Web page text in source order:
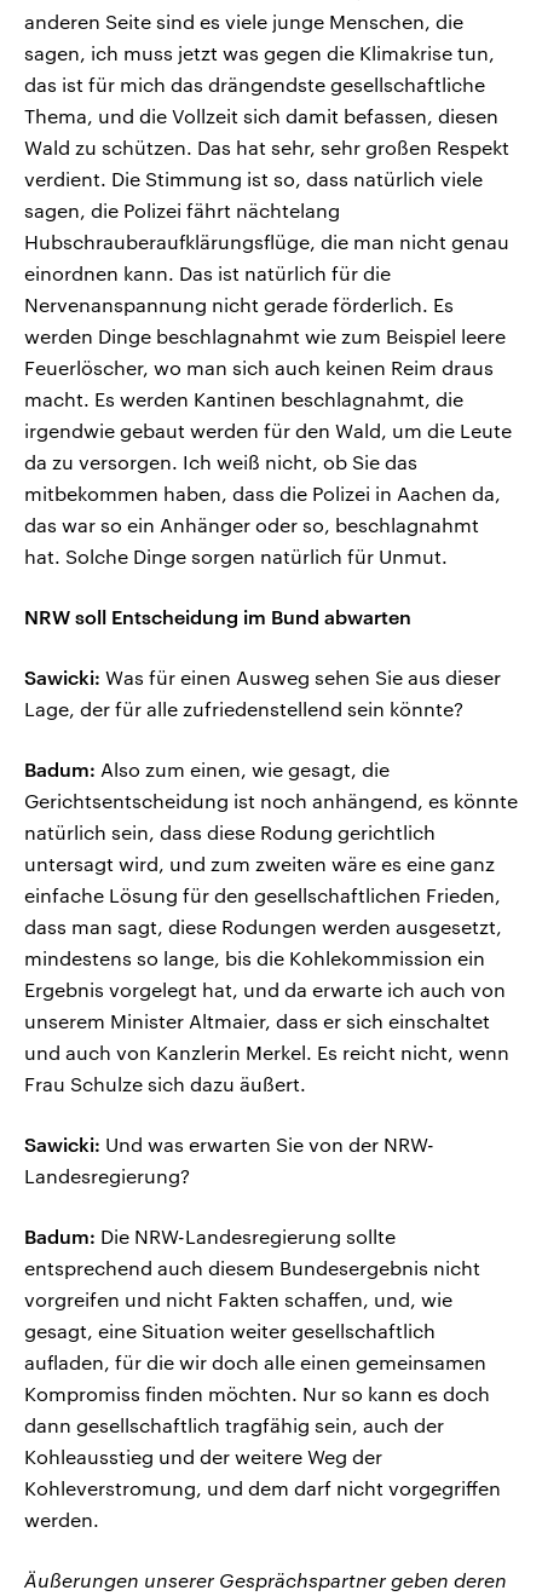
anderen Seite sind es viele junge Menschen, die
sagen, ich muss jetzt was gegen die Klimakrise tun,
das ist für mich das drängendste gesellschaftliche
Thema, und die Vollzeit sich damit befassen, diesen
Wald zu schützen. Das hat sehr, sehr großen Respekt
verdient. Die Stimmung ist so, dass natürlich viele
sagen, die Polizei fährt nächtelang
Hubschrauberaufklärungsflüge, die man nicht genau
einordnen kann. Das ist natürlich für die
Nervenanspannung nicht gerade förderlich. Es
werden Dinge beschlagnahmt wie zum Beispiel leere
Feuerlöscher, wo man sich auch keinen Reim draus
macht. Es werden Kantinen beschlagnahmt, die
irgendwie gebaut werden für den Wald, um die Leute
da zu versorgen. Ich weiß nicht, ob Sie das
mitbekommen haben, dass die Polizei in Aachen da,
das war so ein Anhänger oder so, beschlagnahmt
hat. Solche Dinge sorgen natürlich für Unmut.
NRW soll Entscheidung im Bund abwarten
Sawicki: Was für einen Ausweg sehen Sie aus dieser
Lage, der für alle zufriedenstellend sein könnte?
Badum: Also zum einen, wie gesagt, die
Gerichtsentscheidung ist noch anhängend, es könnte
natürlich sein, dass diese Rodung gerichtlich
untersagt wird, und zum zweiten wäre es eine ganz
einfache Lösung für den gesellschaftlichen Frieden,
dass man sagt, diese Rodungen werden ausgesetzt,
mindestens so lange, bis die Kohlekommission ein
Ergebnis vorgelegt hat, und da erwarte ich auch von
unserem Minister Altmaier, dass er sich einschaltet
und auch von Kanzlerin Merkel. Es reicht nicht, wenn
Frau Schulze sich dazu äußert.
Sawicki: Und was erwarten Sie von der NRW-
Landesregierung?
Badum: Die NRW-Landesregierung sollte
entsprechend auch diesem Bundesergebnis nicht
vorgreifen und nicht Fakten schaffen, und, wie
gesagt, eine Situation weiter gesellschaftlich
aufladen, für die wir doch alle einen gemeinsamen
Kompromiss finden möchten. Nur so kann es doch
dann gesellschaftlich tragfähig sein, auch der
Kohleausstieg und der weitere Weg der
Kohleverstromung, und dem darf nicht vorgegriffen
werden.
Äußerungen unserer Gesprächspartner geben deren